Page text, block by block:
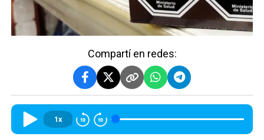
Compartí en redes:
1x